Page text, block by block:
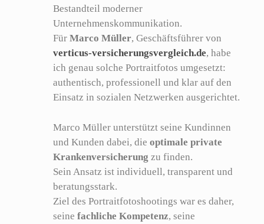
Bestandteil moderner
Unternehmenskommunikation.
Für Marco Müller, Geschäftsführer von
verticus-versicherungsvergleich.de, habe
ich genau solche Portraitfotos umgesetzt:
authentisch, professionell und klar auf den
Einsatz in sozialen Netzwerken ausgerichtet.
Marco Müller unterstützt seine Kundinnen
und Kunden dabei, die optimale private
Krankenversicherung zu finden.
Sein Ansatz ist individuell, transparent und
beratungsstark.
Ziel des Portraitfotoshootings war es daher,
seine fachliche Kompetenz, seine